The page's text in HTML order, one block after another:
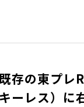
存の東プ
キーレス）に